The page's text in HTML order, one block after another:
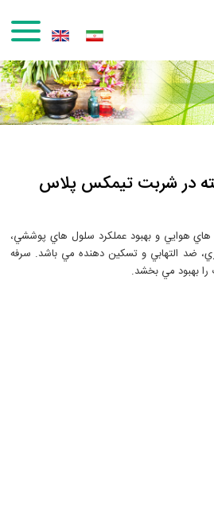
در شربت تیمکس پلاس
هوايي و بهبود عملكرد سلول هاي پوششي،
ضد التهابي و تسكين دهنده مي باشد. سرفه
بهبود مي بخشد.